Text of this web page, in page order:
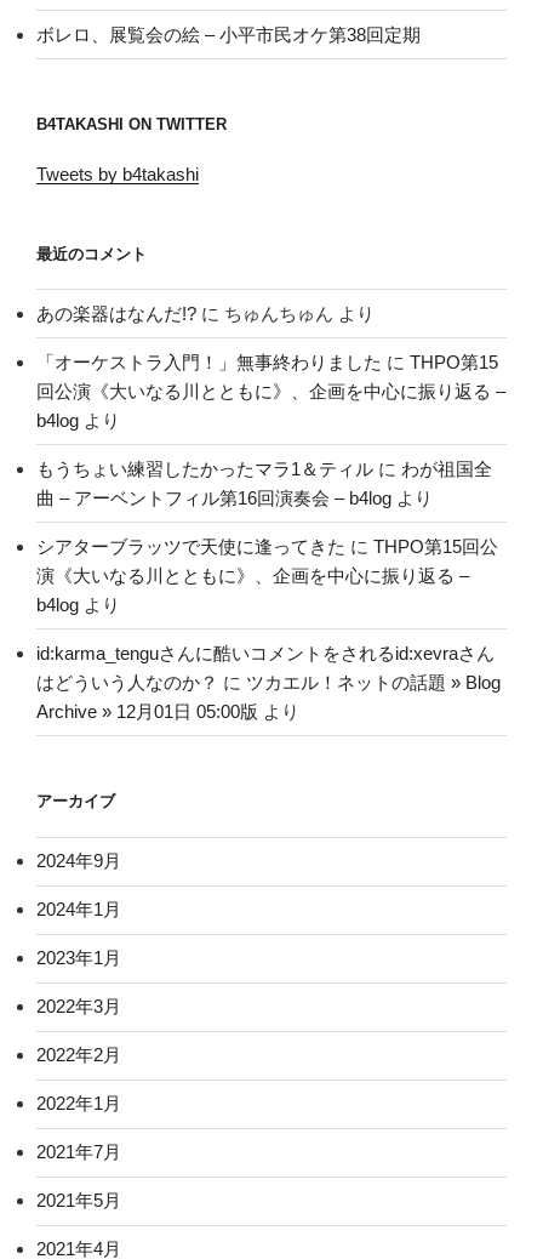
ボレロ、展覧会の絵 – 小平市民オケ第38回定期
B4TAKASHI ON TWITTER
Tweets by b4takashi
最近のコメント
あの楽器はなんだ!? に ちゅんちゅん より
「オーケストラ入門！」無事終わりました に THPO第15
回公演《大いなる川とともに》、企画を中心に振り返る –
b4log より
もうちょい練習したかったマラ1＆ティル に わが祖国全
曲 – アーベントフィル第16回演奏会 – b4log より
シアターブラッツで天使に逢ってきた に THPO第15回公
演《大いなる川とともに》、企画を中心に振り返る –
b4log より
id:karma_tenguさんに酷いコメントをされるid:xevraさん
はどういう人なのか？ に ツカエル！ネットの話題 » Blog
Archive » 12月01日 05:00版 より
アーカイブ
2024年9月
2024年1月
2023年1月
2022年3月
2022年2月
2022年1月
2021年7月
2021年5月
2021年4月